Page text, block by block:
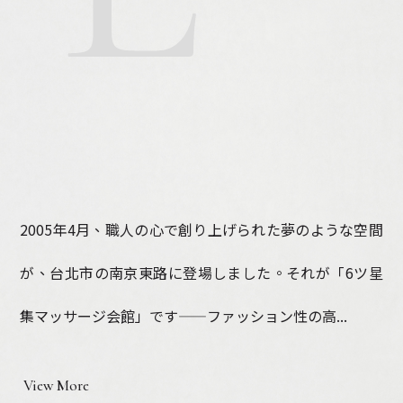
2005年4月、職人の心で創り上げられた夢のような空間
が、台北市の南京東路に登場しました。それが「6ツ星
集マッサージ会館」です——ファッション性の高...
View More